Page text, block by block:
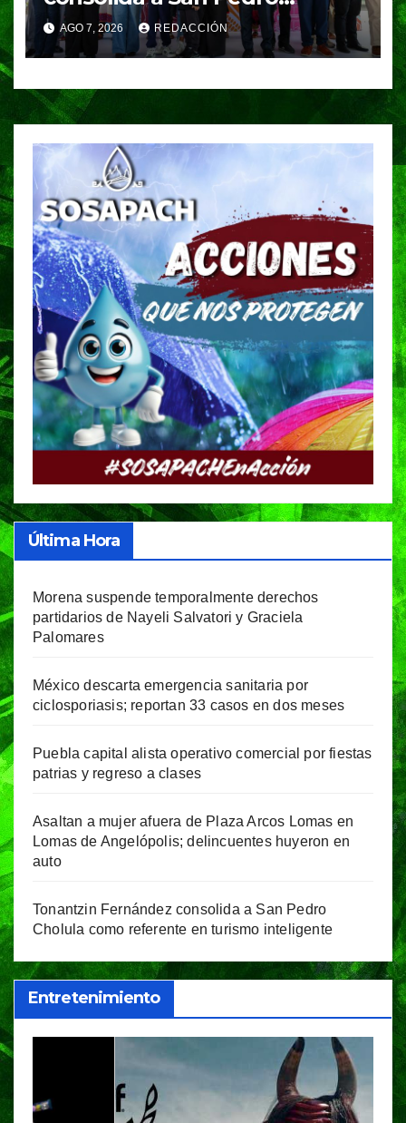
Cholula como referente en
turismo inteligente
AGO 7, 2026 REDACCIÓN
Última Hora
Morena suspende temporalmente derechos
partidarios de Nayeli Salvatori y Graciela
Palomares
México descarta emergencia sanitaria por
ciclosporiasis; reportan 33 casos en dos meses
Puebla capital alista operativo comercial por fiestas
patrias y regreso a clases
Asaltan a mujer afuera de Plaza Arcos Lomas en
Lomas de Angelópolis; delincuentes huyeron en
auto
Tonantzin Fernández consolida a San Pedro
Cholula como referente en turismo inteligente
Entretenimiento